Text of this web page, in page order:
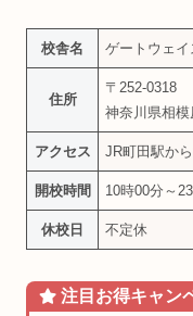
校舎名 ゲートウェ
住所
〒252-0318
神奈川県相
アクセス JR町田駅か
開校時間 10時00分～
休校日 不定休
注目お得キャン